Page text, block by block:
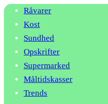
Råvarer
Kost
Sundhed
Opskrifter
Supermarked
Måltidskasser
Trends